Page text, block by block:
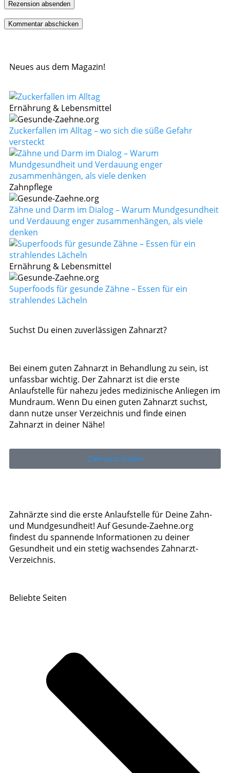
Rezension absenden
Neues aus dem Magazin!
Ernährung & Lebensmittel
Zuckerfallen im Alltag – wo sich die süße Gefahr
versteckt
Zahnpflege
Zähne und Darm im Dialog – Warum Mundgesundheit
und Verdauung enger zusammenhängen, als viele
denken
Ernährung & Lebensmittel
Superfoods für gesunde Zähne – Essen für ein
strahlendes Lächeln
Suchst Du einen zuverlässigen Zahnarzt?
Bei einem guten Zahnarzt in Behandlung zu sein, ist
unfassbar wichtig. Der Zahnarzt ist die erste
Anlaufstelle für nahezu jedes medizinische Anliegen im
Mundraum. Wenn Du einen guten Zahnarzt suchst,
dann nutze unser Verzeichnis und finde einen
Zahnarzt in deiner Nähe!
Zahnarzt finden
Zahnärzte sind die erste Anlaufstelle für Deine Zahn-
und Mundgesundheit! Auf Gesunde-Zaehne.org
findest du spannende Informationen zu deiner
Gesundheit und ein stetig wachsendes Zahnarzt-
Verzeichnis.
Beliebte Seiten